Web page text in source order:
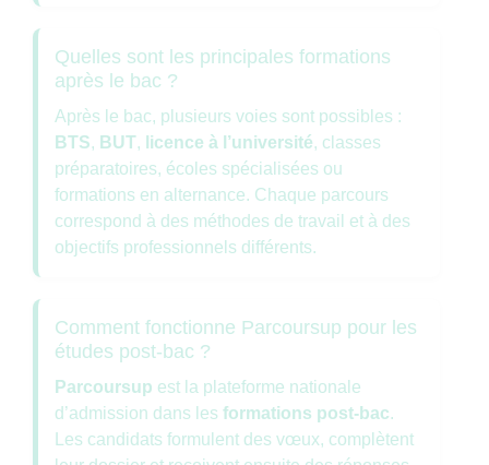
Quelles sont les principales formations
après le bac ?
Après le bac, plusieurs voies sont possibles :
BTS, BUT, licence à l’université, classes
préparatoires, écoles spécialisées ou
formations en alternance. Chaque parcours
correspond à des méthodes de travail et à des
objectifs professionnels différents.
Comment fonctionne Parcoursup pour les
études post-bac ?
Parcoursup est la plateforme nationale
d’admission dans les formations post-bac.
Les candidats formulent des vœux, complètent